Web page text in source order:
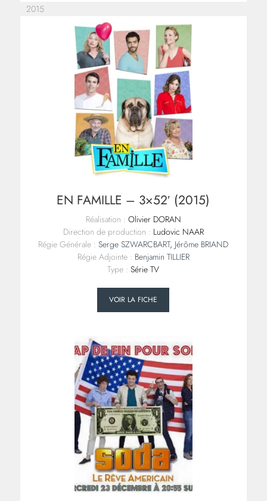
2015
EN FAMILLE – 3×52′ (2015)
Réalisation : Olivier DORAN
Direction de production : Ludovic NAAR
Régie Générale : Serge SZWARCBART, Jérôme BRIAND
Régie Adjointe : Benjamin TILLIER
Type : Série TV
VOIR LA FICHE